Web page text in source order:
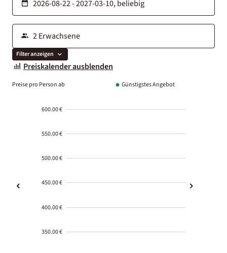
Filter anzeigen
Preiskalender ausblenden
Preise pro Person ab Günstigstes Angebot
600.00 €
550.00 €
500.00 €
450.00 €
400.00 €
350.00 €